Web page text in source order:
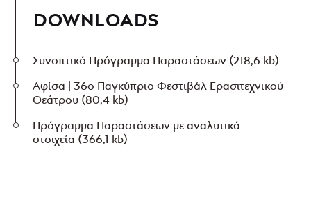
DOWNLOADS
Συνοπτικό Πρόγραμμα Παραστάσεων (218,6 kb)
Αφίσα | 36ο Παγκύπριο Φεστιβάλ Ερασιτεχνικού
Θεάτρου (80,4 kb)
Πρόγραμμα Παραστάσεων με αναλυτικά
στοιχεία (366,1 kb)